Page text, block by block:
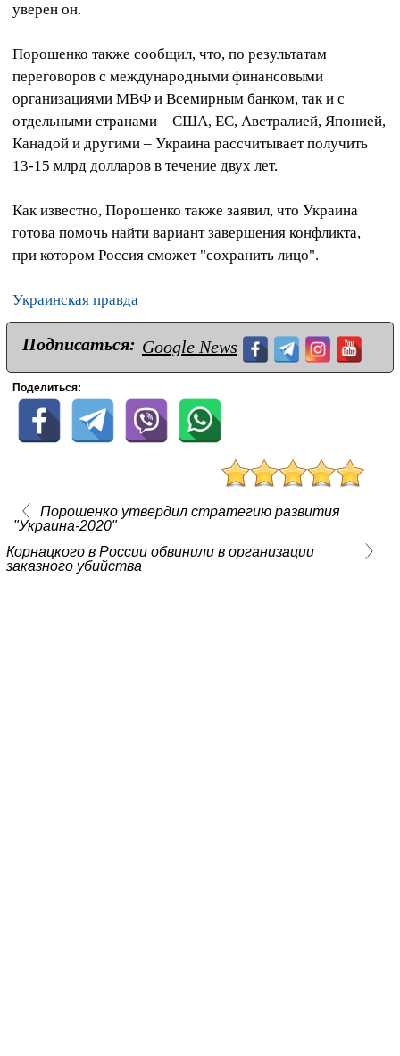
уверен он.
Порошенко также сообщил, что, по результатам
переговоров с международными финансовыми
организациями МВФ и Всемирным банком, так и с
отдельными странами – США, ЕС, Австралией, Японией,
Канадой и другими – Украина рассчитывает получить
13-15 млрд долларов в течение двух лет.
Как известно, Порошенко также заявил, что Украина
готова помочь найти вариант завершения конфликта,
при котором Россия сможет "сохранить лицо".
Украинская правда
Подписаться: Google News
Поделиться:
Порошенко утвердил стратегию развития
"Украина-2020"
Корнацкого в России обвинили в организации
заказного убийства